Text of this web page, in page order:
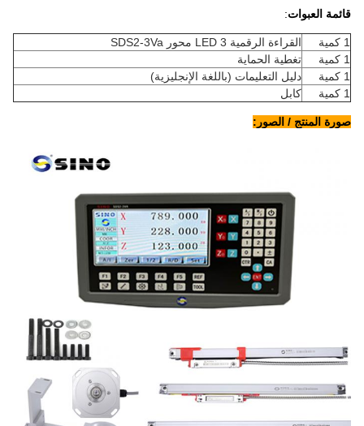
قائمة العبوات:
1 كمية
القراءة الرقمية LED 3 محور SDS2-3Va
1 كمية
تغطية الحماية
1 كمية
دليل التعليمات (باللغة الإنجليزية)
1 كمية
كابل
صورة المنتج / الصور: